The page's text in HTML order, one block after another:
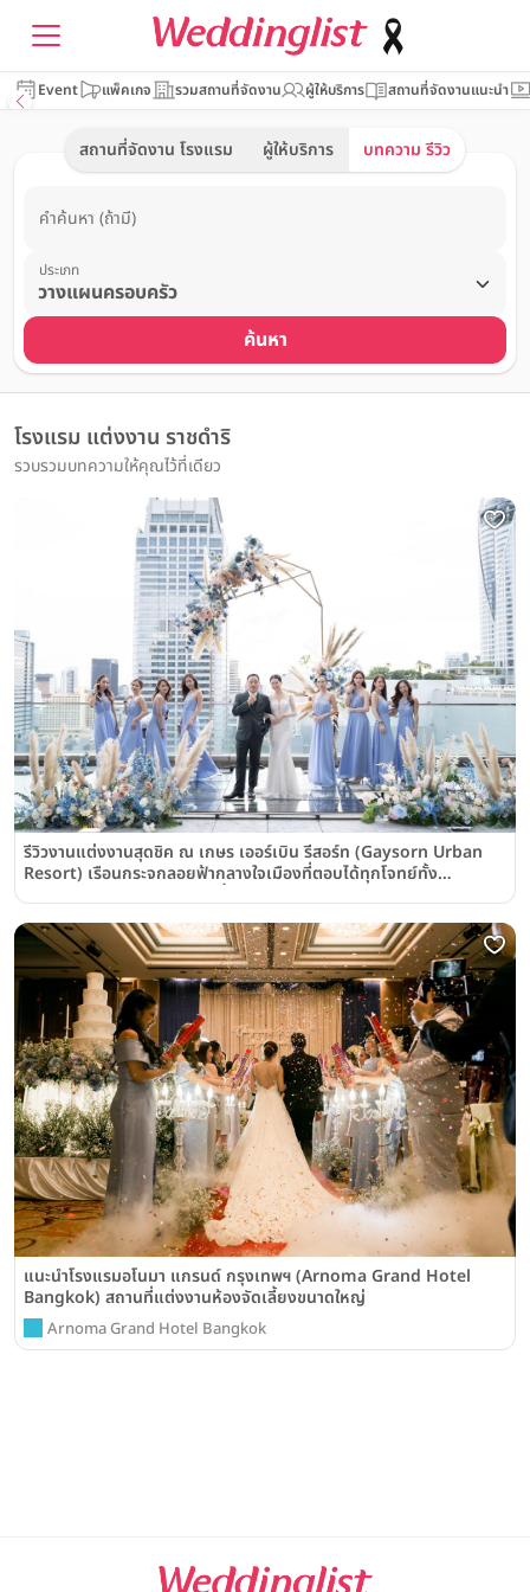
Event แพ็คเกจ รวมสถานที่จัดงาน ผู้ให้บริการ สถานที่จัดงานแนะนำ
สถานที่จัดงาน โรงแรม ผู้ให้บริการ บทความ รีวิว
คำค้นหา (ถ้ามี)
ประเภท
ค้นหา
โรงแรม แต่งงาน ราชดำริ
รวบรวมบทความให้คุณไว้ที่เดียว
รีวิวงานแต่งงานสุดชิค ณ เกษร เออร์เบิน รีสอร์ท (Gaysorn Urban
Resort) เรือนกระจกลอยฟ้ากลางใจเมืองที่ตอบได้ทุกโจทย์ทั้ง
แนะนำโรงแรมอโนมา แกรนด์ กรุงเทพฯ (Arnoma Grand Hotel
Bangkok) สถานที่แต่งงานห้องจัดเลี้ยงขนาดใหญ่
Arnoma Grand Hotel Bangkok